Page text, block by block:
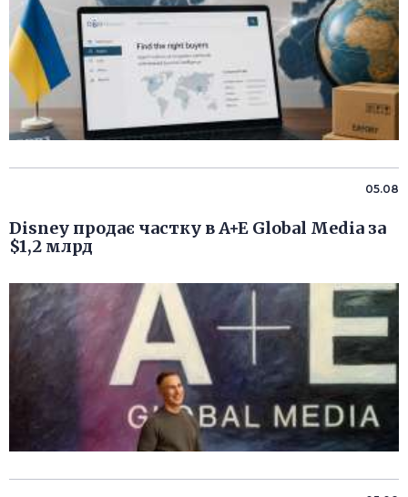
05.08
Disney продає частку в A+E Global Media за
$1,2 млрд